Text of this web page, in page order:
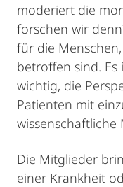
moderiert die
forschen wir
für die
betroffen sind.
wichtig, die
Patienten mit
wissenschaftliche
Die Mitglieder
einer Krankheit